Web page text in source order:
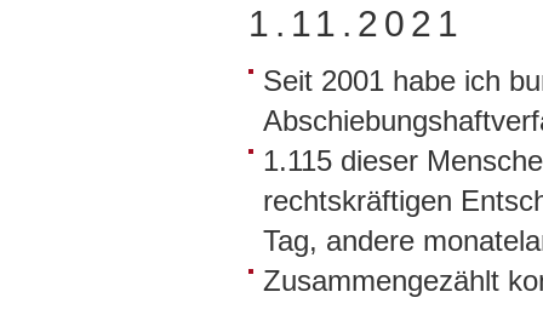
1.11.2021
Seit 2001 habe ich
1.115 dieser
rechtskräftigen
Tag, andere
Zusammengezählt